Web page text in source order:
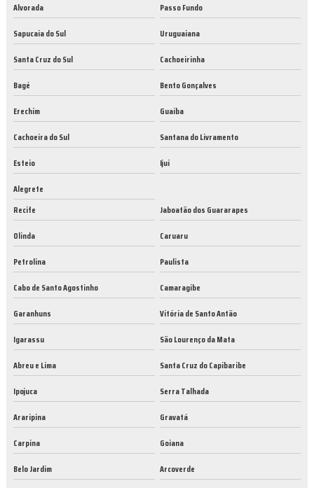
Alvorada
Passo Fundo
Sapucaia do Sul
Uruguaiana
Santa Cruz do Sul
Cachoeirinha
Bagé
Bento Gonçalves
Erechim
Guaíba
Cachoeira do Sul
Santana do Livramento
Esteio
Ijuí
Alegrete
Recife
Jaboatão dos Guararapes
Olinda
Caruaru
Petrolina
Paulista
Cabo de Santo Agostinho
Camaragibe
Garanhuns
Vitória de Santo Antão
Igarassu
São Lourenço da Mata
Abreu e Lima
Santa Cruz do Capibaribe
Ipojuca
Serra Talhada
Araripina
Gravatá
Carpina
Goiana
Belo Jardim
Arcoverde